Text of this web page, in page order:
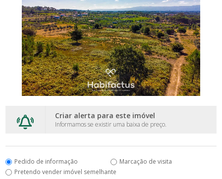
Criar alerta para este imóvel
Informamos se existir uma baixa de preço.
Pedido de informação
Marcação de visita
Pretendo vender imóvel semelhante